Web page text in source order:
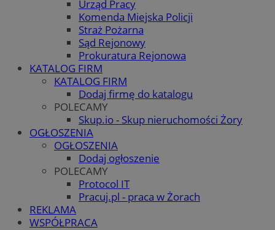
Urząd Pracy
Komenda Miejska Policji
Straż Pożarna
Sąd Rejonowy
Prokuratura Rejonowa
KATALOG FIRM
KATALOG FIRM
Dodaj firmę do katalogu
POLECAMY
Skup.io - Skup nieruchomości Żory
OGŁOSZENIA
OGŁOSZENIA
Dodaj ogłoszenie
POLECAMY
Protocol IT
Pracuj.pl - praca w Żorach
REKLAMA
WSPÓŁPRACA